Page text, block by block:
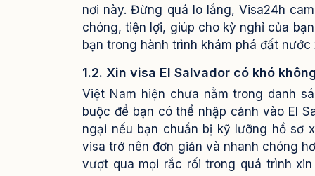
nơi này. Đừng quá lo lắng, Visa24h
chóng, tiện lợi, giúp cho kỳ nghỉ của
bạn trong hành trình khám phá đất nước
1.2. Xin visa El Salvador có khó
Việt Nam hiện chưa nằm trong danh
buộc để bạn có thể nhập cảnh vào El
ngại nếu bạn chuẩn bị kỹ lưỡng hồ
visa trở nên đơn giản và nhanh chóng
vượt qua mọi rắc rối trong quá trình